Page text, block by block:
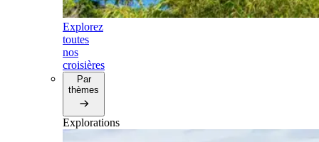
Explorez
toutes
nos
croisières
Par
thèmes
Explorations